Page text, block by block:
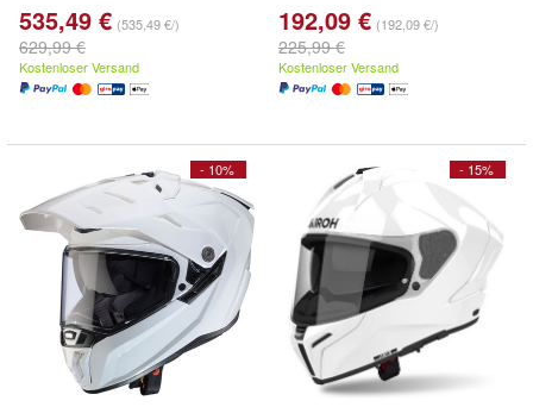
535,49 € (535,49 €/)
629,99 €
Kostenloser Versand
192,09 € (192,09 €/)
225,99 €
Kostenloser Versand
- 10% - 15%